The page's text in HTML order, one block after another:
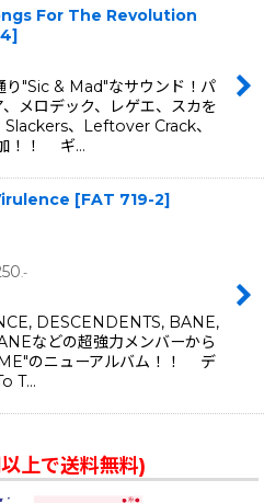
For The Revolution
]
り"Sic & Mad"なサウンド！パ
メロデック、レゲエ、スカを
Slackers、Leftover Crack、
！！ ギ…
[FAT 719-2]
.-
DESCENDENTS, BANE,
などの超強力メンバーから
のニューアルバム！！ デ
T…
上で送料無料)